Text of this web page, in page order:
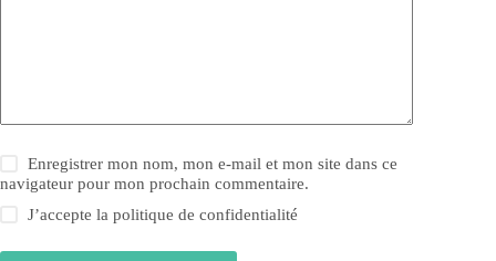
Enregistrer mon nom, mon e-mail et mon site dans ce
navigateur pour mon prochain commentaire.
J’accepte lapolitique de confidentialité